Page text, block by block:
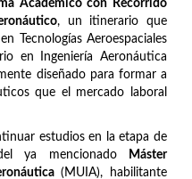
Académico con Recorrido
, un itinerario que
Tecnologías Aeroespaciales
en Ingeniería Aeronáutica
diseñado para formar a
que el mercado laboral
estudios en la etapa de
ya mencionado
Máster
(MUIA), habilitante